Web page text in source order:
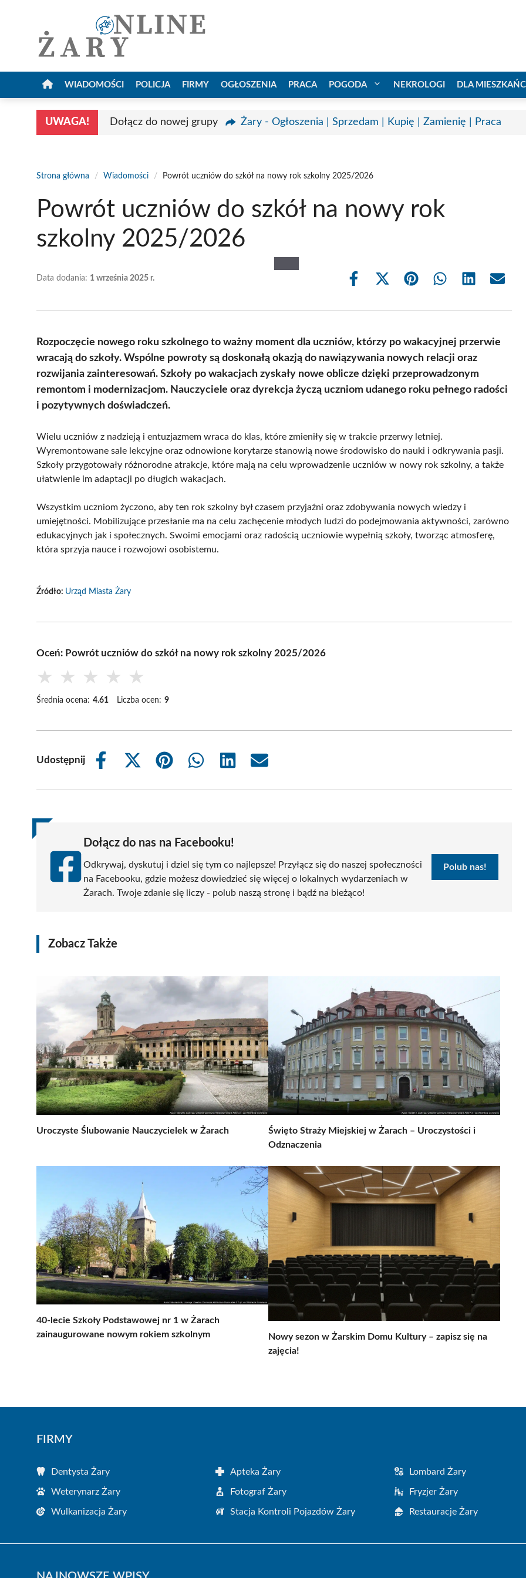
WIADOMOŚCI POLICJA FIRMY OGŁOSZENIA PRACA POGODA NEKROLOGI DLA
UWAGA! Dołącz do nowej grupy Żary - Ogłoszenia | Sprzedam | Kupię | Zamienię | Praca
Strona główna / Wiadomości / Powrót uczniów do szkół na nowy rok szkolny 2025/2026
Powrót uczniów do szkół na nowy rok
szkolny 2025/2026
Data dodania: 1 września 2025 r.
Share
Share
(Twitter)
Share Share Share Share
Rozpoczęcie nowego roku szkolnego to ważny moment dla uczniów, którzy po wakacyjnej przerwie
wracają do szkoły. Wspólne powroty są doskonałą okazją do nawiązywania nowych relacji oraz
rozwijania zainteresowań. Szkoły po wakacjach zyskały nowe oblicze dzięki przeprowadzonym
remontom i modernizacjom. Nauczyciele oraz dyrekcja życzą uczniom udanego roku pełnego radości
i pozytywnych doświadczeń.
Wielu uczniów z nadzieją i entuzjazmem wraca do klas, które zmieniły się w trakcie przerwy letniej.
Wyremontowane sale lekcyjne oraz odnowione korytarze stanowią nowe środowisko do nauki i odkrywania pasji.
Szkoły przygotowały różnorodne atrakcje, które mają na celu wprowadzenie uczniów w nowy rok szkolny, a także
ułatwienie im adaptacji po długich wakacjach.
Wszystkim uczniom życzono, aby ten rok szkolny był czasem przyjaźni oraz zdobywania nowych wiedzy i
umiejętności. Mobilizujące przesłanie ma na celu zachęcenie młodych ludzi do podejmowania aktywności, zarówno
edukacyjnych jak i społecznych. Swoimi emocjami oraz radością uczniowie wypełnią szkoły, tworząc atmosferę,
która sprzyja nauce i rozwojowi osobistemu.
Źródło: Urząd Miasta Żary
Oceń: Powrót uczniów do szkół na nowy rok szkolny 2025/2026
★ ★ ★ ★ ★
Średnia ocena: 4.61 Liczba ocen: 9
Udostępnij
Share
Share
(Twitter)
Share
Share
Share
Share
Dołącz do nas na Facebooku!
Odkrywaj, dyskutuj i dziel się tym co najlepsze! Przyłącz się do naszej społeczności
na Facebooku, gdzie możesz dowiedzieć się więcej o lokalnych wydarzeniach w
Żarach. Twoje zdanie się liczy - polub naszą stronę i bądź na bieżąco!
Polub nas!
Zobacz Także
Uroczyste Ślubowanie Nauczycielek w Żarach
Święto Straży Miejskiej w Żarach – Uroczystości i
Odznaczenia
40-lecie Szkoły Podstawowej nr 1 w Żarach
zainaugurowane nowym rokiem szkolnym
Nowy sezon w Żarskim Domu Kultury – zapisz się na
zajęcia!
FIRMY
Dentysta Żary Apteka Żary Lombard Żary
Weterynarz Żary Fotograf Żary Fryzjer Żary
Wulkanizacja Żary Stacja Kontroli Pojazdów Żary Restauracje Żary